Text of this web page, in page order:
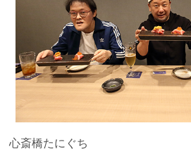
心斎橋たにぐち